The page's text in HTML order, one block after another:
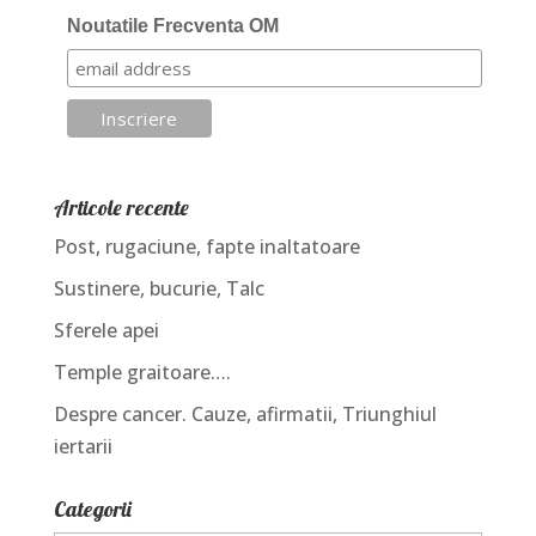
Noutatile Frecventa OM
Articole recente
Post, rugaciune, fapte inaltatoare
Sustinere, bucurie, Talc
Sferele apei
Temple graitoare….
Despre cancer. Cauze, afirmatii, Triunghiul
iertarii
Categorii